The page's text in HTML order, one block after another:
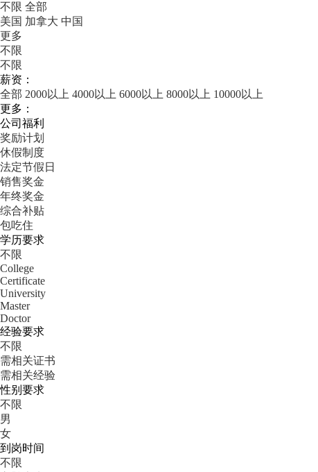
不限 全部
美国 加拿大 中国
更多
不限
不限
薪资：
全部 2000以上 4000以上 6000以上 8000以上 10000以上
更多：
公司福利
奖励计划
休假制度
法定节假日
销售奖金
年终奖金
综合补贴
包吃住
学历要求
不限
College
Certificate
University
Master
Doctor
经验要求
不限
需相关证书
需相关经验
性别要求
不限
男
女
到岗时间
不限